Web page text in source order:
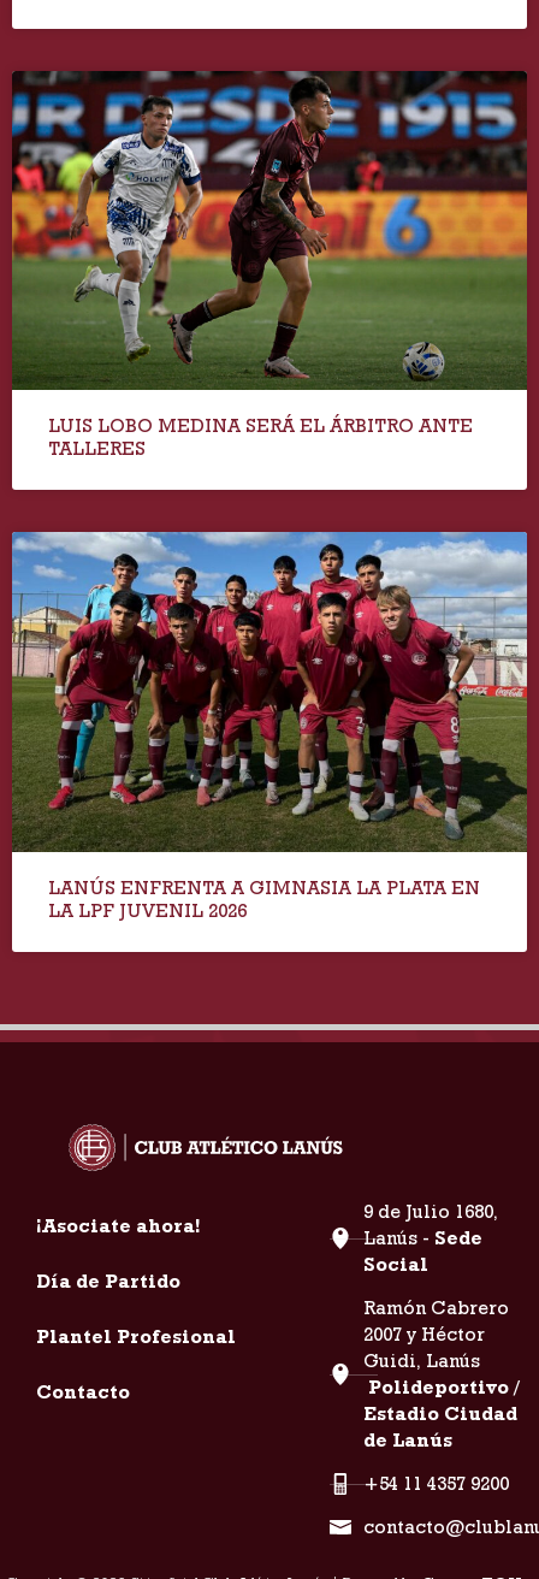
LUIS LOBO MEDINA SERÁ EL ÁRBITRO ANTE
TALLERES
LANÚS ENFRENTA A GIMNASIA LA PLATA EN
LA LPF JUVENIL 2026
¡Asociate ahora!
Día de Partido
Plantel Profesional
Contacto
9 de Julio 1680,
Lanús - Sede
Social
Ramón Cabrero
2007 y Héctor
Guidi, Lanús
Polideportivo /
Estadio Ciudad
de Lanús
+54 11 4357 9200